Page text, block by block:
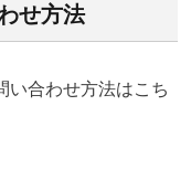
せ方法
い合わせ方法はこち